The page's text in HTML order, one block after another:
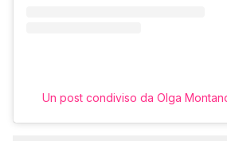
Un post condiviso da Olga